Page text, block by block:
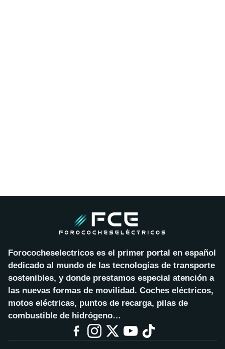
Forococheselectricos es el primer portal en español
dedicado al mundo de las tecnologías de transporte
sostenibles, y donde prestamos especial atención a
las nuevas formas de movilidad. Coches eléctricos,
motos eléctricas, puntos de recarga, pilas de
combustible de hidrógeno…